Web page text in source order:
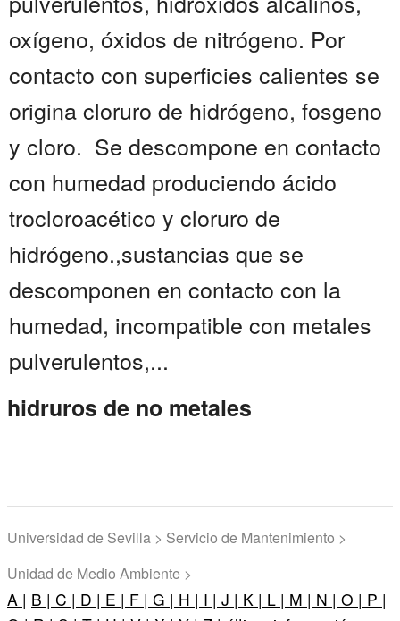
oxígeno, óxidos de nitrógeno. Por
contacto con superficies calientes se
origina cloruro de hidrógeno, fosgeno
y cloro. Se descompone en contacto
con humedad produciendo ácido
trocloroacético y cloruro de
hidrógeno.,sustancias que se
descomponen en contacto con la
humedad, incompatible con metales
pulverulentos,...
hidruros de no metales
Universidad de Sevilla > Servicio de Mantenimiento >
Unidad de Medio Ambiente >
A | B | C | D | E | F | G | H | I | J | K | L | M | N | O | P |